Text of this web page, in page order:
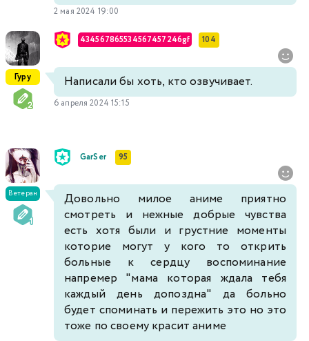
2 мая 2024 19:00
Гуру
434567865534567457246gf 104
Написали бы хоть, кто озвучивает.
6 апреля 2024 15:15
Ветеран
GarSer 95
Довольно милое аниме приятно
смотреть и нежные добрые чувства
есть хотя были и грустние моменты
которие могут у кого то открить
больные к сердцу воспоминание
напремер "мама которая ждала тебя
каждый день допоздна" да больно
будет споминать и пережить это но это
тоже по своему красит аниме